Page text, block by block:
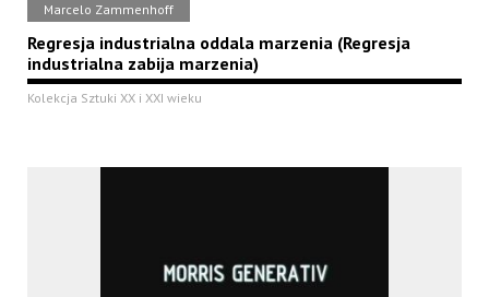
Marcelo Zammenhoff
Regresja industrialna oddala marzenia (Regresja
industrialna zabija marzenia)
Kolekcja Sztuki XX i XXI wieku